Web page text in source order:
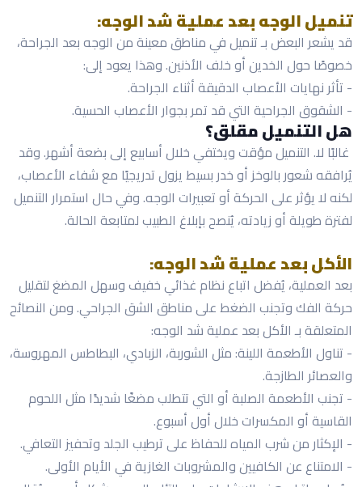
تنميل الوجه بعد عملية شد الوجه:
قد يشعر البعض بـ تنميل في مناطق معينة من الوجه بعد الجراحة،
خصوصًا حول الخدين أو خلف الأذنين. وهذا يعود إلى:
- تأثر نهايات الأعصاب الدقيقة أثناء الجراحة.
- الشقوق الجراحية التي قد تمر بجوار الأعصاب الحسية.
هل التنميل مقلق؟
غالبًا لا. التنميل مؤقت ويختفي خلال أسابيع إلى بضعة أشهر. وقد
يُرافقه شعور بالوخز أو خدر بسيط يزول تدريجيًا مع شفاء الأعصاب،
لكنه لا يؤثر على الحركة أو تعبيرات الوجه. وفي حال استمرار التنميل
لفترة طويلة أو زيادته، يُنصح بإبلاغ الطبيب لمتابعة الحالة.
الأكل بعد عملية شد الوجه:
بعد العملية، يُفضل اتباع نظام غذائي خفيف وسهل المضغ لتقليل
حركة الفك وتجنب الضغط على مناطق الشق الجراحي. ومن النصائح
المتعلقة بـ الأكل بعد عملية شد الوجه:
- تناول الأطعمة اللينة: مثل الشوربة، الزبادي، البطاطس المهروسة،
والعصائر الطازجة.
- تجنب الأطعمة الصلبة أو التي تتطلب مضغًا شديدًا مثل اللحوم
القاسية أو المكسرات خلال أول أسبوع.
- الإكثار من شرب المياه للحفاظ على ترطيب الجلد وتحفيز التعافي.
- الامتناع عن الكافيين والمشروبات الغازية في الأيام الأولى.